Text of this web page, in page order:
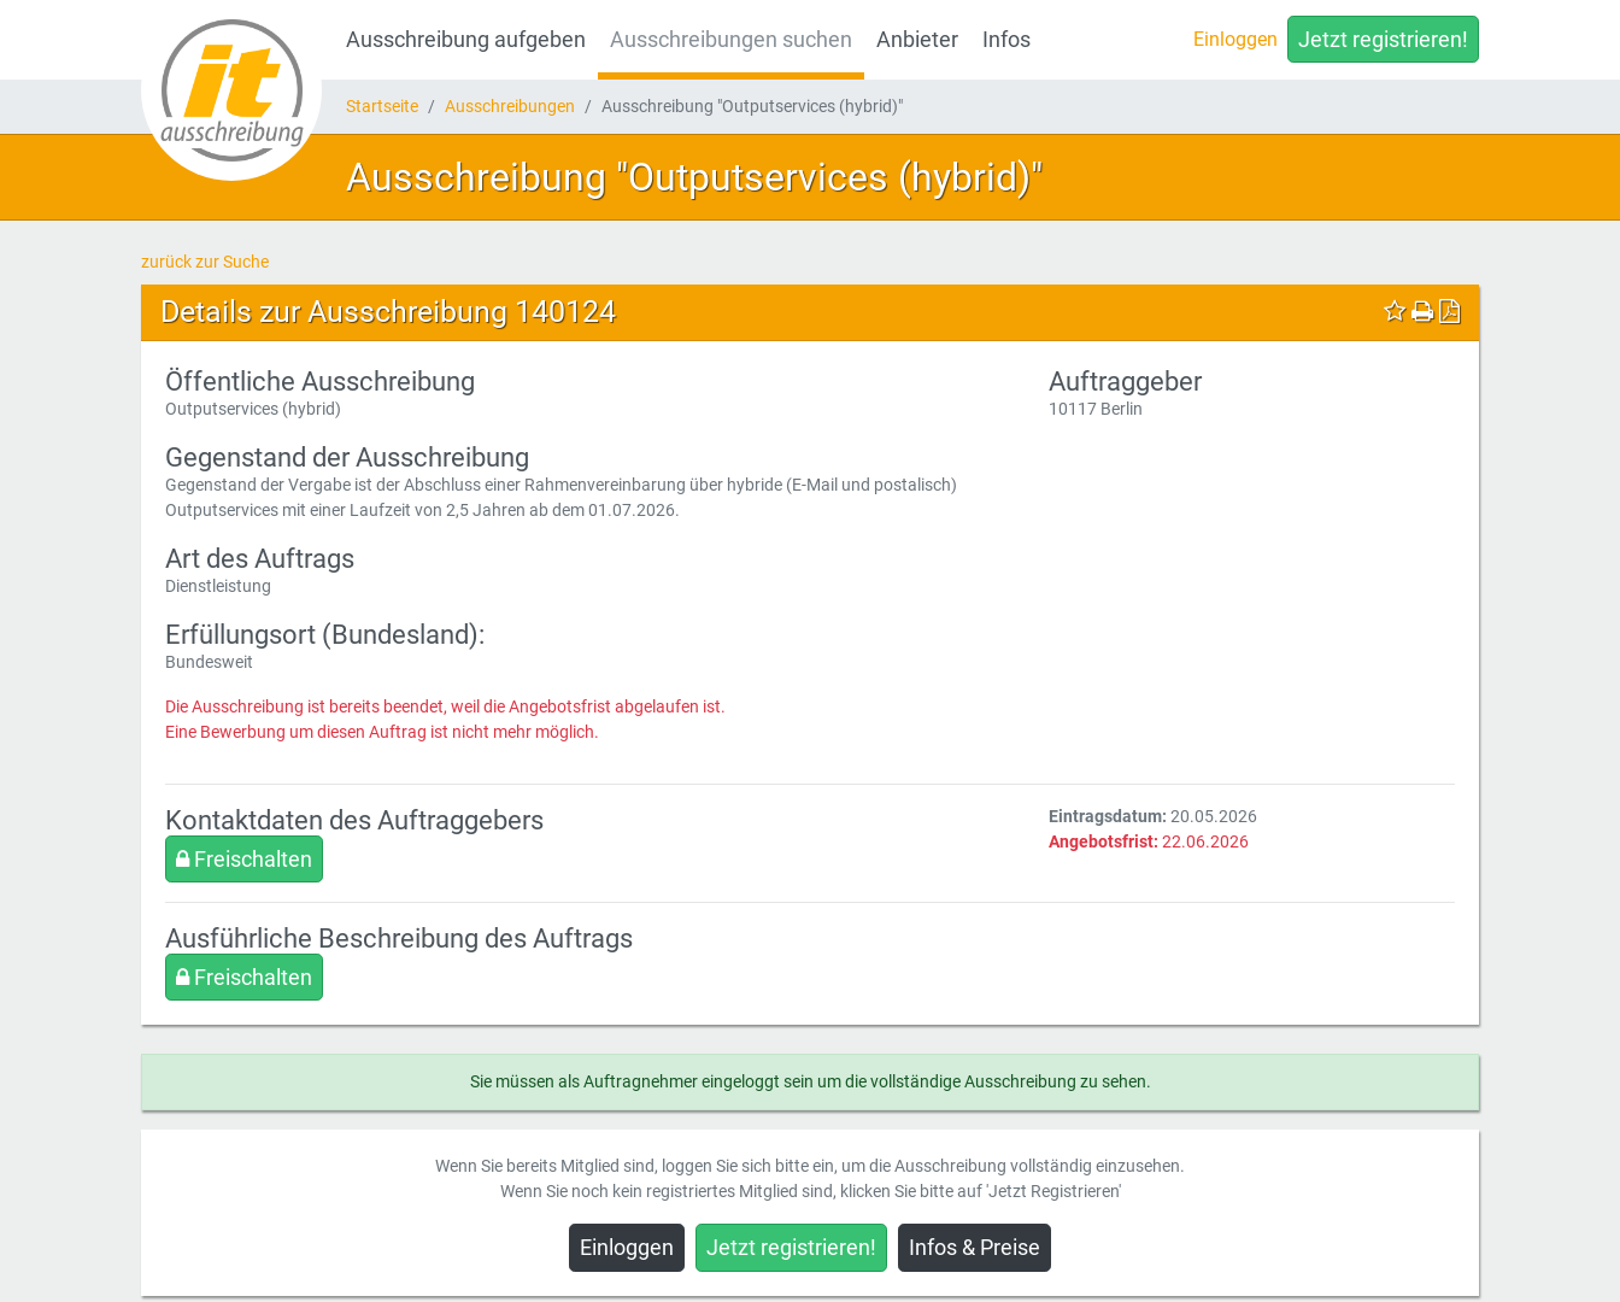
Ausschreibung aufgeben Ausschreibungen suchen Anbieter Infos Einloggen Jetzt registrieren!
Startseite Ausschreibungen Ausschreibung "Outputservices (hybrid)"
Ausschreibung "Outputservices (hybrid)"
zurück zur Suche
Details zur Ausschreibung 140124
Öffentliche Ausschreibung
Outputservices (hybrid)
Gegenstand der Ausschreibung
Gegenstand der Vergabe ist der Abschluss einer Rahmenvereinbarung über hybride (E-Mail und postalisch)
Outputservices mit einer Laufzeit von 2,5 Jahren ab dem 01.07.2026.
Art des Auftrags
Dienstleistung
Erfüllungsort (Bundesland):
Bundesweit
Die Ausschreibung ist bereits beendet, weil die Angebotsfrist abgelaufen ist.
Eine Bewerbung um diesen Auftrag ist nicht mehr möglich.
Auftraggeber
10117 Berlin
Kontaktdaten des Auftraggebers
Freischalten
Eintragsdatum: 20.05.2026
Angebotsfrist: 22.06.2026
Ausführliche Beschreibung des Auftrags
Freischalten
Sie müssen als Auftragnehmer eingeloggt sein um die vollständige Ausschreibung zu sehen.
Wenn Sie bereits Mitglied sind, loggen Sie sich bitte ein, um die Ausschreibung vollständig einzusehen.
Wenn Sie noch kein registriertes Mitglied sind, klicken Sie bitte auf 'Jetzt Registrieren'
Einloggen Jetzt registrieren! Infos & Preise